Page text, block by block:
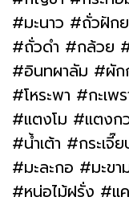
#มะนาว #ถั่วฝัก
#ถั่วดำ #กล้วย
#อินทผาลัม #ผัก
#โหระพา #กะเ
#แตงโม #แตงก
#น้ำเต้า #กระเจี๊
#มะละกอ #มะข
#หน่อไม้ฝรั่ง #แ